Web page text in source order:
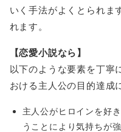
いく手法がよくとられま
れます。
【恋愛小説なら】
以下のような要素を丁寧
おける主人公の目的達成
主人公がヒロインを好
うことにより気持ちが